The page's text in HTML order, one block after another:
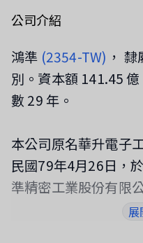
公司介紹
鴻準 (2354-TW) ， 隸屬 電子–其他電子 產業類
別。資本額 141.45
數 29 年。
本公司原名華升電子
民國79年4月26日，
準精密工業股份有限
股份有限公司。本公展